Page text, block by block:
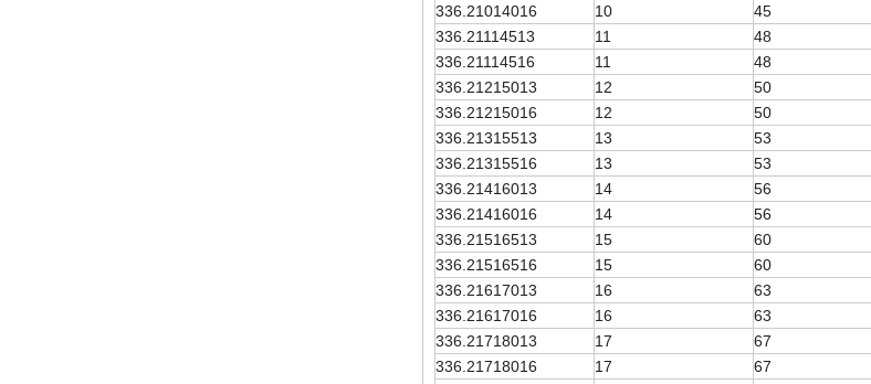
336.21014016
10 45
336.21114513
11 48
336.21114516
11 48
336.21215013
12 50
336.21215016
12 50
336.21315513
13 53
336.21315516
13 53
336.21416013
14 56
336.21416016
14 56
336.21516513
15 60
336.21516516
15 60
336.21617013
16 63
336.21617016
16 63
336.21718013
17 67
336.21718016
17 67